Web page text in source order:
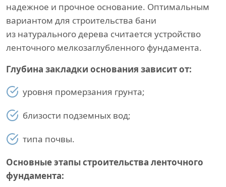
надежное и прочное основание. Оптимальным
вариантом для строительства бани
из натурального дерева считается устройство
ленточного мелкозаглубленного фундамента.
Глубина закладки основания зависит от:
уровня промерзания грунта;
близости подземных вод;
типа почвы.
Основные этапы строительства ленточного
фундамента: